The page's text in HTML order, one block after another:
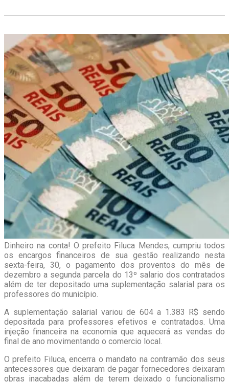
Dinheiro na conta! O prefeito Filuca Mendes, cumpriu todos
os encargos financeiros de sua gestão realizando nesta
sexta-feira, 30, o pagamento dos proventos do mês de
dezembro a segunda parcela do 13º salario dos contratados
além de ter depositado uma suplementação salarial para os
professores do município.
A suplementação salarial variou de 604 a 1.383 R$ sendo
depositada para professores efetivos e contratados. Uma
injeção financeira na economia que aquecerá as vendas do
final de ano movimentando o comercio local.
O prefeito Filuca, encerra o mandato na contramão dos seus
antecessores que deixaram de pagar fornecedores deixaram
obras inacabadas além de terem deixado o funcionalismo